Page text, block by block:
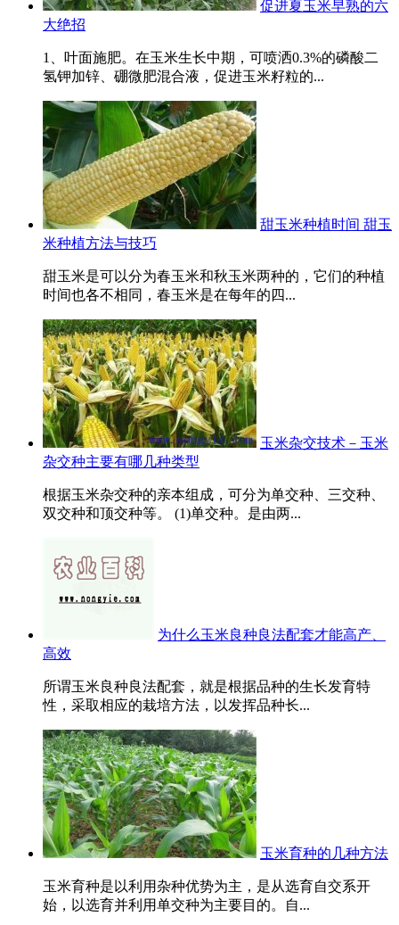
促进夏玉米早熟的六
大绝招
1、叶面施肥。在玉米生长中期，可喷洒0.3%的磷酸二
氢钾加锌、硼微肥混合液，促进玉米籽粒的...
甜玉米种植时间 甜玉
米种植方法与技巧
甜玉米是可以分为春玉米和秋玉米两种的，它们的种植
时间也各不相同，春玉米是在每年的四...
玉米杂交技术－玉米
杂交种主要有哪几种类型
根据玉米杂交种的亲本组成，可分为单交种、三交种、
双交种和顶交种等。 (1)单交种。是由两...
为什么玉米良种良法配套才能高产、
高效
所谓玉米良种良法配套，就是根据品种的生长发育特
性，采取相应的栽培方法，以发挥品种长...
玉米育种的几种方法
玉米育种是以利用杂种优势为主，是从选育自交系开
始，以选育并利用单交种为主要目的。自...